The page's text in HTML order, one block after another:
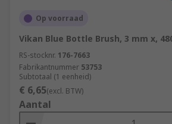
Op voorraad
Vikan Blue Bottle Brush, 3 mm x,
RS-stocknr. 176-7663
Fabrikantnummer 53753
Subtotaal (1 eenheid)
€ 6,65(excl. BTW)
Aantal